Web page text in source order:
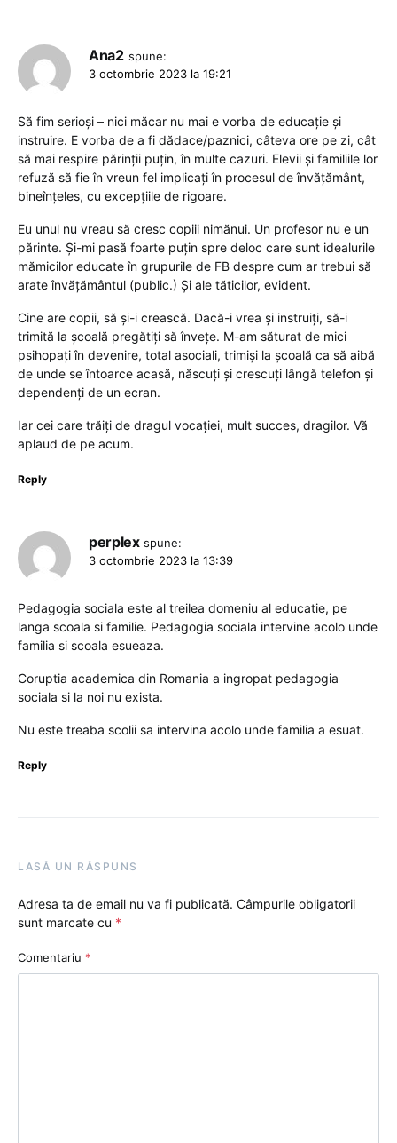
Ana2 spune:
3 octombrie 2023 la 19:21
Să fim serioși – nici măcar nu mai e vorba de educație și
instruire. E vorba de a fi dădace/paznici, câteva ore pe zi, cât
să mai respire părinții puțin, în multe cazuri. Elevii și familiile lor
refuză să fie în vreun fel implicați în procesul de învățământ,
bineînțeles, cu excepțiile de rigoare.
Eu unul nu vreau să cresc copiii nimănui. Un profesor nu e un
părinte. Și-mi pasă foarte puțin spre deloc care sunt idealurile
mămicilor educate în grupurile de FB despre cum ar trebui să
arate învățământul (public.) Și ale tăticilor, evident.
Cine are copii, să și-i crească. Dacă-i vrea și instruiți, să-i
trimită la școală pregătiți să învețe. M-am săturat de mici
psihopați în devenire, total asociali, trimiși la școală ca să aibă
de unde se întoarce acasă, născuți și crescuți lângă telefon și
dependenți de un ecran.
Iar cei care trăiți de dragul vocației, mult succes, dragilor. Vă
aplaud de pe acum.
Reply
perplex spune:
3 octombrie 2023 la 13:39
Pedagogia sociala este al treilea domeniu al educatie, pe
langa scoala si familie. Pedagogia sociala intervine acolo unde
familia si scoala esueaza.
Coruptia academica din Romania a ingropat pedagogia
sociala si la noi nu exista.
Nu este treaba scolii sa intervina acolo unde familia a esuat.
Reply
LASĂ UN RĂSPUNS
Adresa ta de email nu va fi publicată. Câmpurile obligatorii
sunt marcate cu *
Comentariu *